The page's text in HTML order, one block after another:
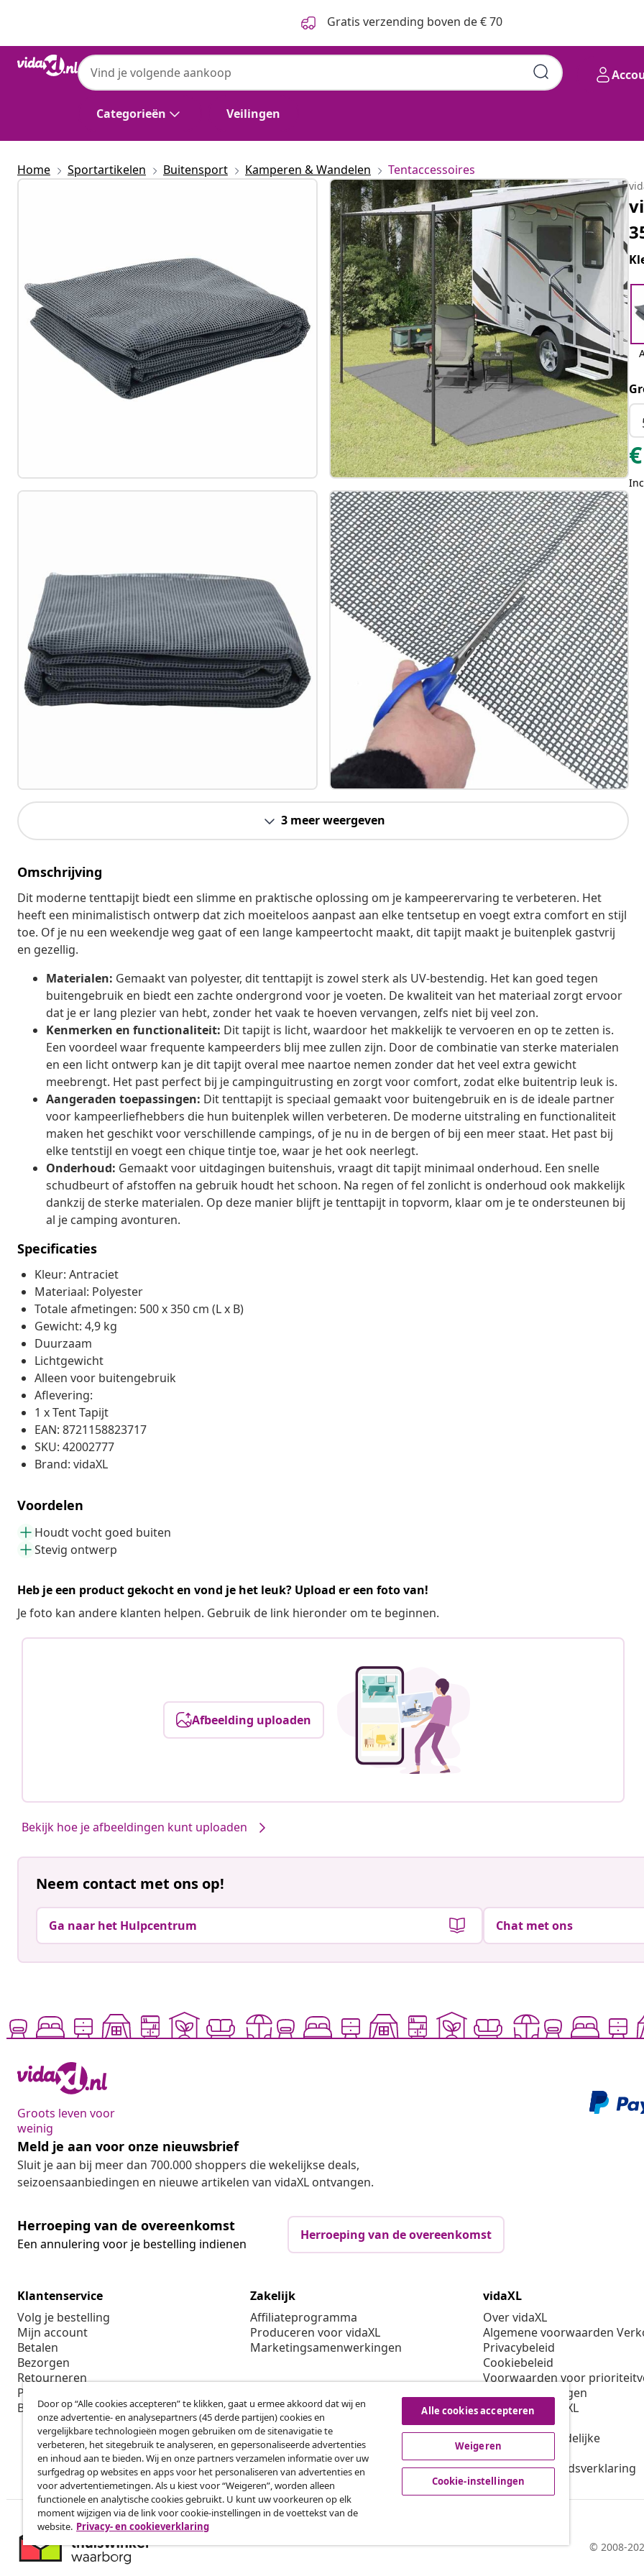
Gratis verzending boven de € 70
Categorieën Veilingen
Home Sportartikelen Buitensport Kamperen & Wandelen Tentaccessoires
3 meer weergeven
Omschrijving
Dit moderne tenttapijt biedt een slimme en praktische oplossing om je kampeerervaring te verbeteren. Het
heeft een minimalistisch ontwerp dat zich moeiteloos aanpast aan elke tentsetup en voegt extra comfort en stijl
toe. Of je nu een weekendje weg gaat of een lange kampeertocht maakt, dit tapijt maakt je buitenplek gastvrij
en gezellig.
Materialen: Gemaakt van polyester, dit tenttapijt is zowel sterk als UV-bestendig. Het kan goed tegen
buitengebruik en biedt een zachte ondergrond voor je voeten. De kwaliteit van het materiaal zorgt ervoor
dat je er lang plezier van hebt, zonder het vaak te hoeven vervangen, zelfs niet bij veel zon.
Kenmerken en functionaliteit: Dit tapijt is licht, waardoor het makkelijk te vervoeren en op te zetten is.
Een voordeel waar frequente kampeerders blij mee zullen zijn. Door de combinatie van sterke materialen
en een licht ontwerp kan je dit tapijt overal mee naartoe nemen zonder dat het veel extra gewicht
meebrengt. Het past perfect bij je campinguitrusting en zorgt voor comfort, zodat elke buitentrip leuk is.
Aangeraden toepassingen: Dit tenttapijt is speciaal gemaakt voor buitengebruik en is de ideale partner
voor kampeerliefhebbers die hun buitenplek willen verbeteren. De moderne uitstraling en functionaliteit
maken het geschikt voor verschillende campings, of je nu in de bergen of bij een meer staat. Het past bij
elke tentstijl en voegt een chique tintje toe, waar je het ook neerlegt.
Onderhoud: Gemaakt voor uitdagingen buitenshuis, vraagt dit tapijt minimaal onderhoud. Een snelle
schudbeurt of afstoffen na gebruik houdt het schoon. Na regen of fel zonlicht is onderhoud ook makkelijk
dankzij de sterke materialen. Op deze manier blijft je tenttapijt in topvorm, klaar om je te ondersteunen bij
al je camping avonturen.
Specificaties
Kleur: Antraciet
Materiaal: Polyester
Totale afmetingen: 500 x 350 cm (L x B)
Gewicht: 4,9 kg
Duurzaam
Lichtgewicht
Alleen voor buitengebruik
Aflevering:
1 x Tent Tapijt
EAN: 8721158823717
SKU: 42002777
Brand: vidaXL
Voordelen
Houdt vocht goed buiten
Stevig ontwerp
Heb je een product gekocht en vond je het leuk? Upload er een foto van!
Je foto kan andere klanten helpen. Gebruik de link hieronder om te beginnen.
Afbeelding uploaden
Bekijk hoe je afbeeldingen kunt uploaden
€
Neem contact met ons op!
Ga naar het Hulpcentrum Chat met ons
Groots leven voor
weinig
Meld je aan voor onze nieuwsbrief
Sluit je aan bij meer dan 700.000 shoppers die wekelijkse deals,
seizoensaanbiedingen en nieuwe artikelen van vidaXL ontvangen.
Herroeping van de overeenkomst
Een annulering voor je bestelling indienen
Herroeping van de overeenkomst
Klantenservice
Volg je bestelling
Mijn account
Betalen
Bezorgen
Retourneren
Productinformatie
Bestellen
Zakelijk
Affiliateprogramma
Produceren voor vidaXL
Marketingsamenwerkingen
vidaXL
Over vidaXL
Algemene voorwaarden
Privacybeleid
Cookiebeleid
Voorwaarden voor
Cookie-instellingen
Werken bij vidaXL
Veiligheid
EU verantwoordelijke
Beleid voor EPR
Toegankelijkheidsverklaring
© 2008-
Door op “Alle cookies accepteren” te klikken, gaat u ermee akkoord dat wij en
onze advertentie- en analysepartners (45 derde partijen) cookies en
vergelijkbare technologieën mogen gebruiken om de sitenavigatie te
verbeteren, het sitegebruik te analyseren, en gepersonaliseerde advertenties
en inhoud aan te bieden. Wij en onze partners verzamelen informatie over uw
surfgedrag op websites en apps voor het personaliseren van advertenties en
voor advertentiemetingen. Als u kiest voor “Weigeren”, worden alleen
functionele en analytische cookies gebruikt. U kunt uw voorkeuren op elk
moment wijzigen via de link voor cookie-instellingen in de voettekst van de
website. Privacy- en cookieverklaring
Alle cookies accepteren
Weigeren
Cookie-instellingen